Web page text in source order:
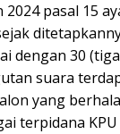
pasal 15
dengan 30
suara
yang
terpidana